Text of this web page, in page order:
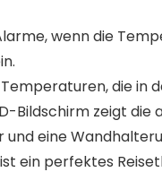
wenn die
die in
Bildschirm zeigt
eine
ein perfektes